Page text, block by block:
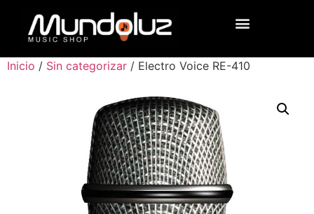
Inicio / Sin categorizar / Electro Voice RE-410